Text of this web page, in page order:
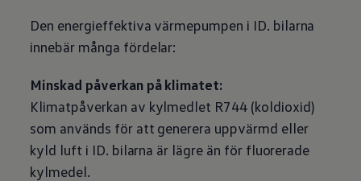
ID. Högspänningsbatteri
GTX: Elektrisk prestanda
Elbilsbatteriets råvaror
Enkelt förklarat – så fungerar din ID.
Vanliga frågor
ID. Drivers Club
Service av elbilar
Företag
Business Lease
Företagsleasing
Den energieffektiva värmepumpen i ID. bilarna
innebär många fördelar:
Minskad påverkan på klimatet:
Klimatpåverkan av kylmedlet R744 (koldioxid)
som används för att generera uppvärmd eller
kyld luft i ID. bilarna är lägre än för fluorerade
kylmedel.